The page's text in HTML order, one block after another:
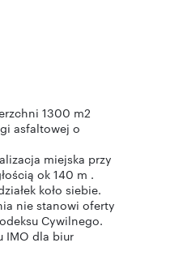
1300 m2
asfaltowej o
miejska przy
ok 140 m .
koło siebie.
nie stanowi oferty
Cywilnego.
IMO dla biur